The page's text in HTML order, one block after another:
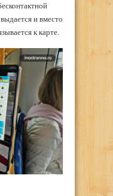
и вместо
к карте.